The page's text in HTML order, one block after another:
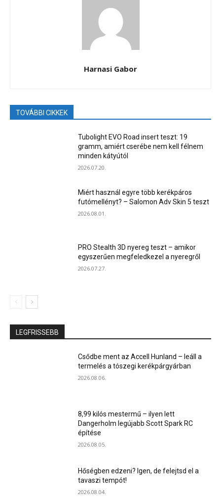
Harnasi Gabor
TOVÁBBI CIKKEK
Tubolight EVO Road insert teszt: 19
gramm, amiért cserébe nem kell félnem
minden kátyútól
2026.07.20.
Miért használ egyre több kerékpáros
futómellényt? – Salomon Adv Skin 5 teszt
2026.08.01.
PRO Stealth 3D nyereg teszt – amikor
egyszerűen megfeledkezel a nyeregről
2026.07.27.
LEGFRISSEBB
Csődbe ment az Accell Hunland – leáll a
termelés a tószegi kerékpárgyárban
2026.08.06.
8,99 kilós mestermű – ilyen lett
Dangerholm legújabb Scott Spark RC
építése
2026.08.05.
Hőségben edzeni? Igen, de felejtsd el a
tavaszi tempót!
2026.08.04.